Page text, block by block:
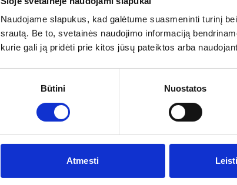
Naudojame slapukus, kad galėtume suasmeninti turinį
srautą. Be to, svetainės naudojimo informaciją
kurie gali ją pridėti prie kitos jūsų pateiktos arba
Būtini Nuostatos
Atmesti
PLAČIAU
Apie organizatorių
Kontaktai